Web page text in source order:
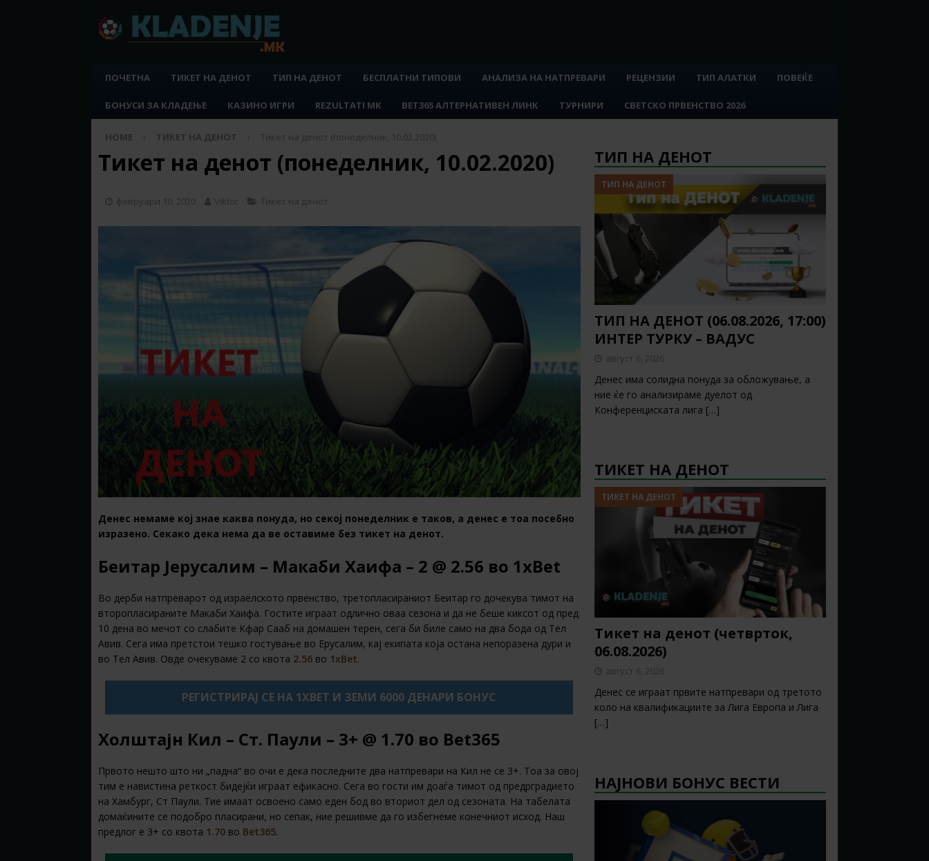
ПОЧЕТНА ТИКЕТ НА ДЕНОТ ТИП НА ДЕНОТ БЕСПЛАТНИ ТИПОВИ АНАЛИЗА НА НАТПРЕВАРИ РЕЦЕНЗИИ ТИП АЛАТКИ ПОВЕЌЕ
БОНУСИ ЗА КЛАДЕЊЕ КАЗИНО ИГРИ REZULTATI MK BET365 АЛТЕРНАТИВЕН ЛИНК ТУРНИРИ СВЕТСКО ПРВЕНСТВО 2026
HOME ТИКЕТ НА ДЕНОТ Тикет на денот (понеделник, 10.02.2020)
Тикет на денот (понеделник, 10.02.2020)
февруари 10, 2020 Viktor Тикет на денот
Денес немаме кој знае каква понуда, но секој понеделник е таков, а денес е тоа посебно
изразено. Секако дека нема да ве оставиме без тикет на денот.
Беитар Јерусалим – Макаби Хаифа – 2 @ 2.56 во 1xBet
Во дерби натпреварот од израелското првенство, третопласираниот Беитар го дочекува тимот на
второпласираните Макаби Хаифа. Гостите играат одлично оваа сезона и да не беше киксот од пред
10 дена во мечот со слабите Кфар Сааб на домашен терен, сега би биле само на два бода од Тел
Авив. Сега има претстои тешко гостување во Ерусалим, кај екипата која остана непоразена дури и
во Тел Авив. Овде очекуваме 2 со квота 2.56 во 1xBet.
РЕГИСТРИРАЈ СЕ НА 1XBET И ЗЕМИ 6000 ДЕНАРИ БОНУС
Холштајн Кил – Ст. Паули – 3+ @ 1.70 во Bet365
Првото нешто што ни „падна“ во очи е дека последните два натпревари на Кил не се 3+. Тоа за овој
тим е навистина реткост бидејќи играат ефикасно. Сега во гости им доаѓа тимот од предрградието
на Хамбург, Ст Паули. Тие имаат освоено само еден бод во вториот дел од сезоната. На табелата
домаќините се подобро пласирани, но сепак, ние решивме да го избегнеме конечниот исход. Наш
предлог е 3+ со квота 1.70 во Bet365.
ТИП НА ДЕНОТ
ТИП НА ДЕНОТ
ТИП НА ДЕНОТ (06.08.2026, 17:00)
ИНТЕР ТУРКУ – ВАДУС
август 6, 2026
Денес има солидна понуда за обложување, а
ние ќе го анализираме дуелот од
Конференциската лига […]
ТИКЕТ НА ДЕНОТ
ТИКЕТ НА ДЕНОТ
Тикет на денот (четврток,
06.08.2026)
август 6, 2026
Денес се играат првите натпревари од третото
коло на квалификациите за Лига Европа и Лига
[…]
НАЈНОВИ БОНУС ВЕСТИ